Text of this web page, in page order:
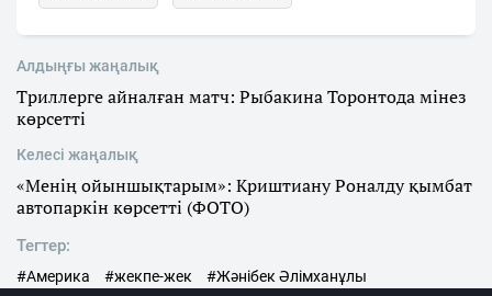
Алдыңғы жаңалық
Триллерге айналған матч: Рыбакина Торонтода мінез
көрсетті
Келесі жаңалық
«Менің ойыншықтарым»: Криштиану Роналду қымбат
автопаркін көрсетті (ФОТО)
Тегтер:
#Америка #жекпе-жек #Жәнібек Әлімханұлы